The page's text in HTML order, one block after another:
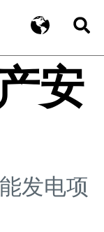
安
发电项